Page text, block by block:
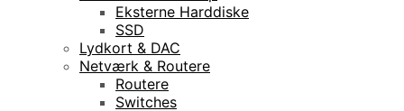
Eksterne Harddiske
SSD
Lydkort & DAC
Netværk & Routere
Routere
Switches